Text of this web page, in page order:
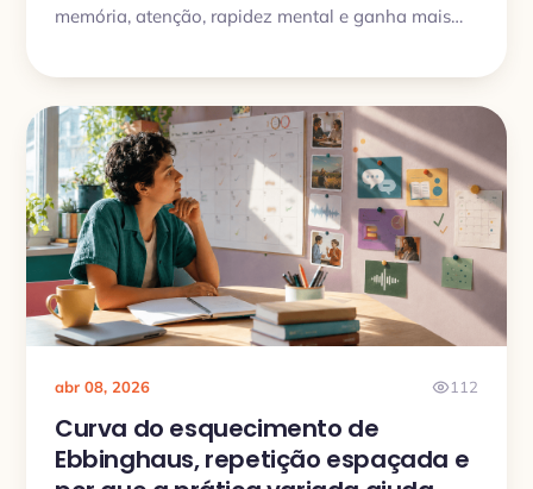
memória, atenção, rapidez mental e ganha mais
abr 08, 2026 112
Curva do esquecimento de
Ebbinghaus, repetição espaçada e